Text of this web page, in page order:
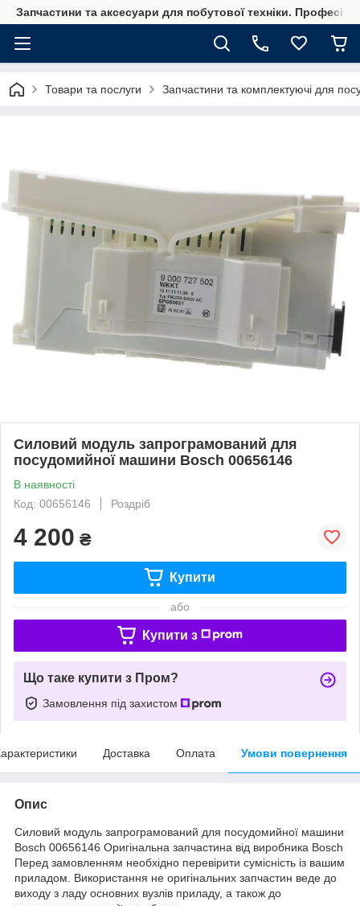
Запчастини та аксесуари для побутової техніки.
Товари та послуги Запчастини та комплектуючі для
Силовий модуль запрограмований для
посудомийної машини Bosch 00656146
В наявності
Код: 00656146
Роздріб
4 200 ₴
Купити
або
Купити з
Що таке купити з Пром?
Замовлення під захистом
Доставка Оплата Умови повернення
Опис
Силовий модуль запрограмований для посудомийної машини
Bosch 00656146 Оригінальна запчастина від виробника Bosch
Перед замовленням необхідно перевірити сумісність із вашим
приладом. Використання не оригінальних запчастин веде до
виходу з ладу основних вузлів приладу, а також до